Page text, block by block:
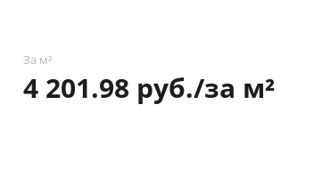
За м²
4 201.98 руб./за м²